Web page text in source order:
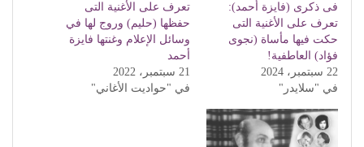
فى ذكرى (فايزة أحمد):
تعرف على الأغنية التى
حكت فيها مأساة (نجوى
فؤاد) العاطفية!
22 سبتمبر، 2024
في "سلايدر"
تعرف على الأغنية التى
حفظها (حليم) وروج لها في
وسائل الإعلام وغنتها فايزة
أحمد
21 سبتمبر، 2022
في "حواديت الأغاني"